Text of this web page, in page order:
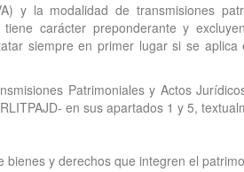
la modalidad de transmisiones
carácter preponderante y
siempre en primer lugar si se
Patrimoniales y Actos
en sus apartados 1 y 5,
y derechos que integren el